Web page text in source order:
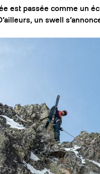
est passée comme un
un swell